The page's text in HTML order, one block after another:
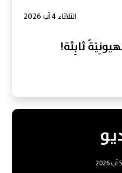
الثلاثاء 4 آب 2026
ثابِتَة!